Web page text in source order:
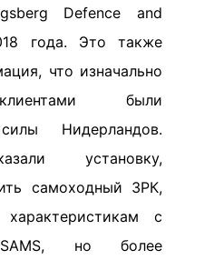
Defence and
года. Это также
что изначально
были
Нидерландов.
установку,
самоходный ЗРК,
с
но более